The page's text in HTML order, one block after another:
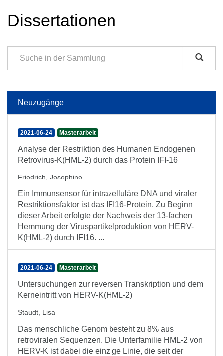
Dissertationen
Neuzugänge
2021-06-24 Masterarbeit
Analyse der Restriktion des Humanen Endogenen
Retrovirus-K(HML-2) durch das Protein IFI-16
Friedrich, Josephine
Ein Immunsensor für intrazelluläre DNA und viraler
Restriktionsfaktor ist das IFI16-Protein. Zu Beginn
dieser Arbeit erfolgte der Nachweis der 13-fachen
Hemmung der Viruspartikelproduktion von HERV-
K(HML-2) durch IFI16. ...
2021-06-24 Masterarbeit
Untersuchungen zur reversen Transkription und dem
Kerneintritt von HERV-K(HML-2)
Staudt, Lisa
Das menschliche Genom besteht zu 8% aus
retroviralen Sequenzen. Die Unterfamilie HML-2 von
HERV-K ist dabei die einzige Linie, die seit der